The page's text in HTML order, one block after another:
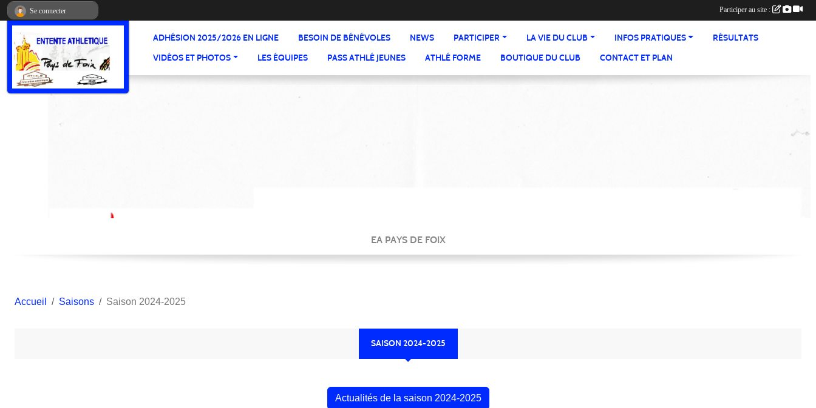
ADHÉSION 2025/2026 EN LIGNE BESOIN DE BÉNÉVOLES NEWS PARTICIPER LA VIE DU CLUB INFOS PRATIQUES
RÉSULTATS
VIDÉOS ET PHOTOS
LES ÉQUIPES PASS ATHLÉ JEUNES ATHLÉ FORME BOUTIQUE DU CLUB CONTACT ET PLAN
EA PAYS DE FOIX
Accueil Saisons Saison 2024-2025
SAISON 2024-2025
Actualités de la saison 2024-2025
Se connecter Participer au site :
Panneau de gestion des cookies